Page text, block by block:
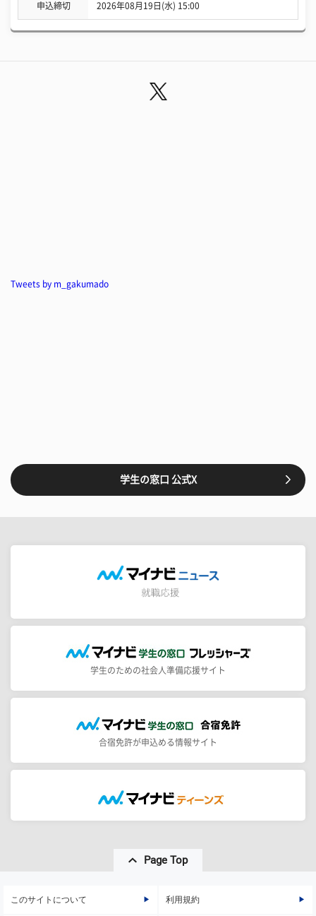
申込締切 2026年08月19日(水) 15:00
Tweets by m_gakumado
学生の窓口 公式X
学生のための社会人準備応援サイト
合宿免許が申込める情報サイト
Page Top
このサイトについて 利用規約